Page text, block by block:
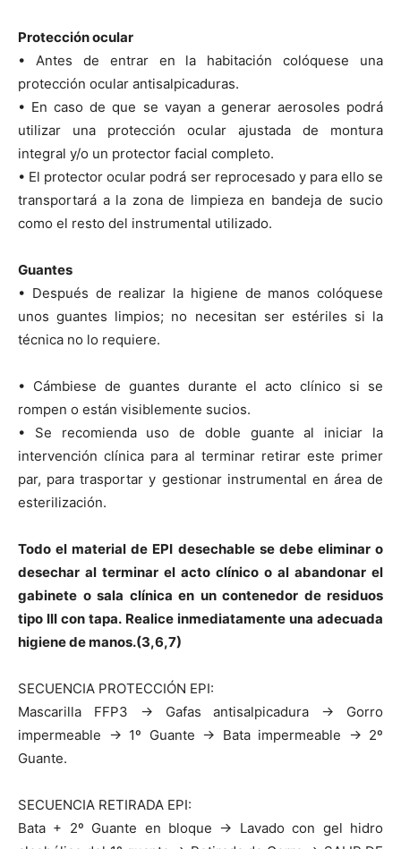
Protección ocular
• Antes de entrar en la habitación colóquese una
protección ocular antisalpicaduras.
• En caso de que se vayan a generar aerosoles podrá
utilizar una protección ocular ajustada de montura
integral y/o un protector facial completo.
• El protector ocular podrá ser reprocesado y para ello se
transportará a la zona de limpieza en bandeja de sucio
como el resto del instrumental utilizado.
Guantes
• Después de realizar la higiene de manos colóquese
unos guantes limpios; no necesitan ser estériles si la
técnica no lo requiere.
• Cámbiese de guantes durante el acto clínico si se
rompen o están visiblemente sucios.
• Se recomienda uso de doble guante al iniciar la
intervención clínica para al terminar retirar este primer
par, para trasportar y gestionar instrumental en área de
esterilización.
Todo el material de EPI desechable se debe eliminar o
desechar al terminar el acto clínico o al abandonar el
gabinete o sala clínica en un contenedor de residuos
tipo III con tapa. Realice inmediatamente una adecuada
higiene de manos.(3,6,7)
SECUENCIA PROTECCIÓN EPI:
Mascarilla FFP3 -> Gafas antisalpicadura -> Gorro
impermeable -> 1º Guante -> Bata impermeable -> 2º
Guante.
SECUENCIA RETIRADA EPI:
Bata + 2º Guante en bloque -> Lavado con gel hidro